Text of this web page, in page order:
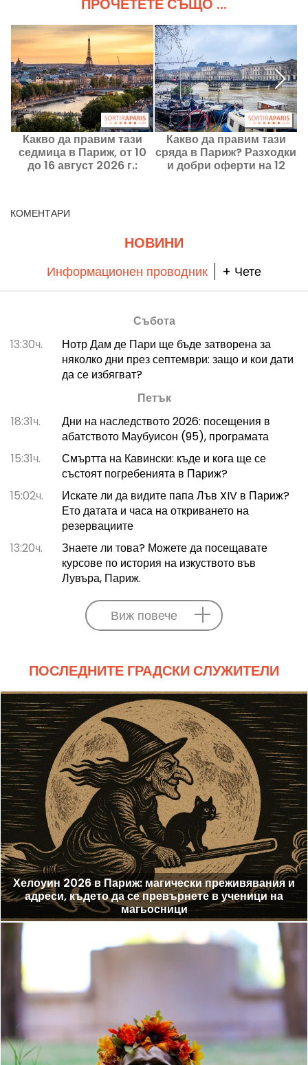
ПРОЧЕТЕТЕ СЪЩО ...
Какво да правим тази
седмица в Париж, от 10
до 16 август 2026 г.:
Какво да правим тази
сряда в Париж? Разходки
и добри оферти на 12
КОМЕНТАРИ
НОВИНИ
Информационен проводник + Чете
Събота
13:30ч.
Нотр Дам де Пари ще бъде затворена за
няколко дни през септември: защо и кои дати
да се избягват?
Петък
18:31ч.
Дни на наследството 2026: посещения в
абатството Маубуисон (95), програмата
15:31ч.
Смъртта на Кавински: къде и кога ще се
състоят погребенията в Париж?
15:02ч.
Искате ли да видите папа Лъв XIV в Париж?
Ето датата и часа на откриването на
резервациите
13:20ч.
Знаете ли това? Можете да посещавате
курсове по история на изкуството във
Лувъра, Париж.
Виж повече
ПОСЛЕДНИТЕ ГРАДСКИ СЛУЖИТЕЛИ
Хелоуин 2026 в Париж: магически преживявания и
адреси, където да се превърнете в ученици на
магьосници